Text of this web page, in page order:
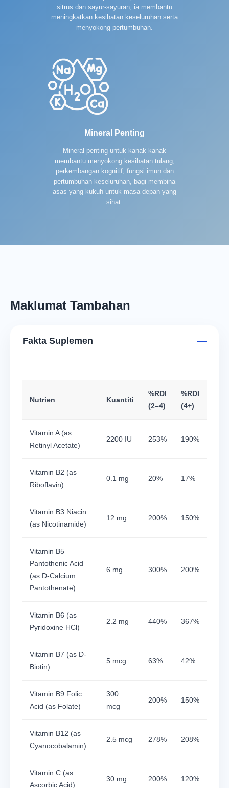
sitrus dan sayur-sayuran, ia membantu
meningkatkan kesihatan keseluruhan serta
menyokong pertumbuhan.
Mineral Penting
Mineral penting untuk kanak-kanak
membantu menyokong kesihatan tulang,
perkembangan kognitif, fungsi imun dan
pertumbuhan keseluruhan, bagi membina
asas yang kukuh untuk masa depan yang
sihat.
Maklumat Tambahan
Fakta Suplemen
Nutrien Kuantiti
%RDI
(2–4)
%RDI
(4+)
Vitamin A (as
Retinyl Acetate)
2200 IU 253% 190%
Vitamin B2 (as
Riboflavin)
0.1 mg 20% 17%
Vitamin B3 Niacin
(as Nicotinamide)
12 mg 200% 150%
Vitamin B5
Pantothenic Acid
(as D-Calcium
Pantothenate)
6 mg 300% 200%
Vitamin B6 (as
Pyridoxine HCl)
2.2 mg 440% 367%
Vitamin B7 (as D-
Biotin)
5 mcg 63% 42%
Vitamin B9 Folic
Acid (as Folate)
300
mcg
200% 150%
Vitamin B12 (as
Cyanocobalamin)
2.5 mcg 278% 208%
Vitamin C (as
Ascorbic Acid)
30 mg 200% 120%